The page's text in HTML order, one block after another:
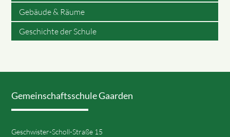
Gebäude & Räume
Geschichte der Schule
Gemeinschaftsschule Gaarden
Geschwister-Scholl-Straße 15